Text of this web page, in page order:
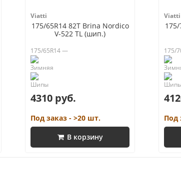
Viatti
175/65R14 82T Brina Nordico
V-522 TL (шип.)
175/65R14 —
4310 руб.
Под заказ - >20 шт.
В корзину
Viatti
175/
Под